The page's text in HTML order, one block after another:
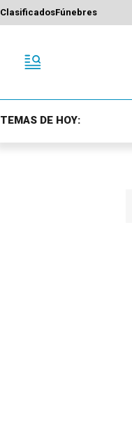
ClasificadosFúnebres
TEMAS DE HOY: